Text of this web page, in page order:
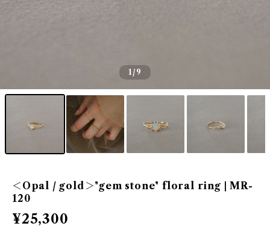
1/9
＜Opal / gold＞"gem stone" floral ring | MR-
120
¥25,300